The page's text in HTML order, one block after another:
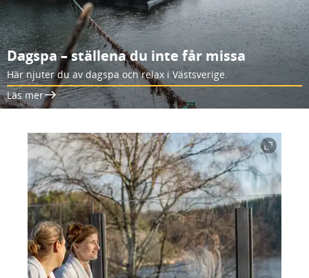
Dagspa – ställena du inte får missa
Här njuter du av dagspa och relax i Västsverige.
Läs mer